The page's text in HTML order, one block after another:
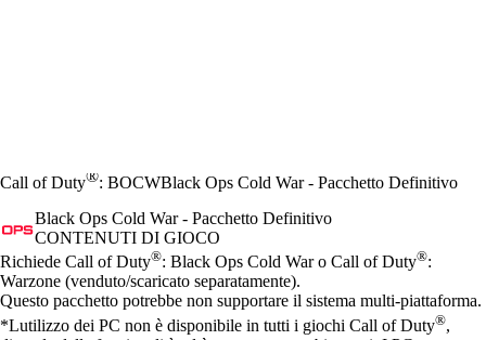
Call of Duty®: BOCWBlack Ops Cold War - Pacchetto Definitivo
Black Ops Cold War - Pacchetto Definitivo
CONTENUTI DI GIOCO
Prezzo
Available actions
Richiede Call of Duty®: Black Ops Cold War o Call of Duty®:
Warzone (venduto/scaricato separatamente).
Questo pacchetto potrebbe non supportare il sistema multi-piattaforma.
*Lutilizzo dei PC non è disponibile in tutti i giochi Call of Duty®,